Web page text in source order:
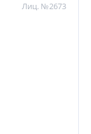
Лиц. №2673